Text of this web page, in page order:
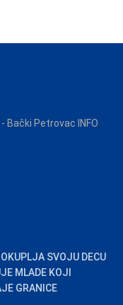
Bački Petrovac INFO
SVOJU DECU
MLADE KOJI
GRANICE